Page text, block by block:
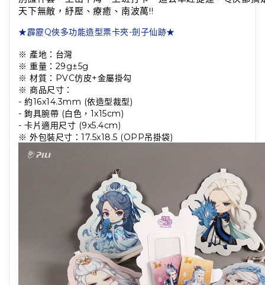
天下無敵，紓壓、療癒、南波萬!!
★霹靂Q俠多功能造型票卡夾-劍子仙跡★
※ 產地：台灣
※ 重量：29g±5g
※ 材質：PVC仿皮+金屬掛勾
※ 商品尺寸：
- 約16x14.3mm (依造型裁型)
- 鉤具腕帶 (白色，1x15cm)
- 卡片適用尺寸 (9x5.4cm)
※ 外包裝尺寸：17.5x18.5 (OPP吊掛袋)